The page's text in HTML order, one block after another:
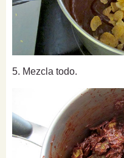
5. Mezcla todo.